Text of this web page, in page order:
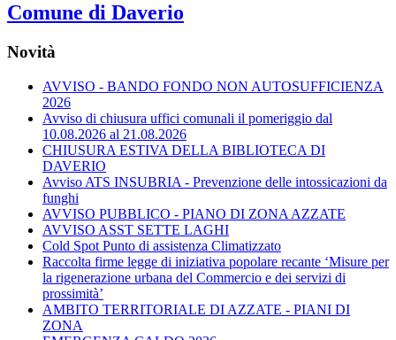
Comune di Daverio
Novità
AVVISO - BANDO FONDO NON AUTOSUFFICIENZA
2026
Avviso di chiusura uffici comunali il pomeriggio dal
10.08.2026 al 21.08.2026
CHIUSURA ESTIVA DELLA BIBLIOTECA DI
DAVERIO
Avviso ATS INSUBRIA - Prevenzione delle intossicazioni da
funghi
AVVISO PUBBLICO - PIANO DI ZONA AZZATE
AVVISO ASST SETTE LAGHI
Cold Spot Punto di assistenza Climatizzato
Raccolta firme legge di iniziativa popolare recante ‘Misure per
la rigenerazione urbana del Commercio e dei servizi di
prossimità’
AMBITO TERRITORIALE DI AZZATE - PIANI DI
ZONA